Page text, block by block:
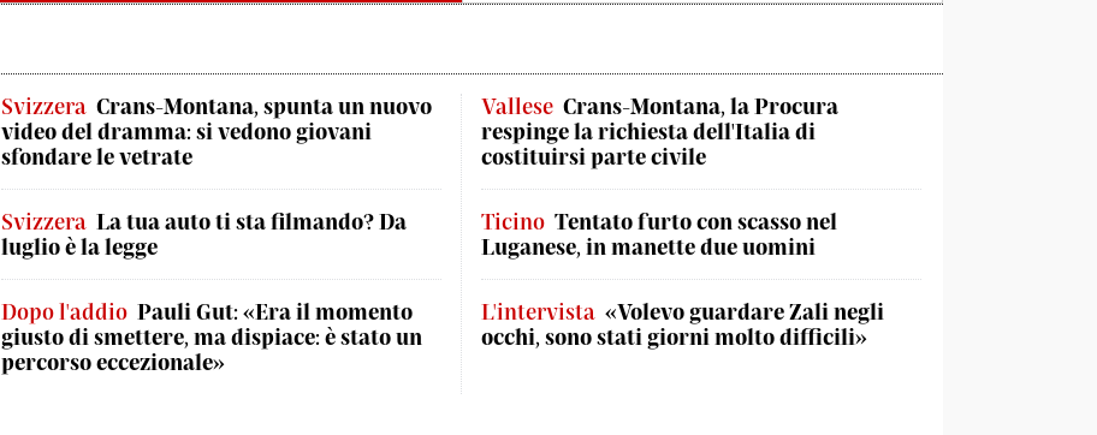
Svizzera Crans-Montana, spunta un nuovo
video del dramma: si vedono giovani
sfondare le vetrate
Svizzera La tua auto ti sta filmando? Da
luglio è la legge
Dopo l'addio Pauli Gut: «Era il momento
giusto di smettere, ma dispiace: è stato un
percorso eccezionale»
Vallese Crans-Montana, la Procura
respinge la richiesta dell'Italia di
costituirsi parte civile
Ticino Tentato furto con scasso nel
Luganese, in manette due uomini
L'intervista «Volevo guardare Zali negli
occhi, sono stati giorni molto difficili»